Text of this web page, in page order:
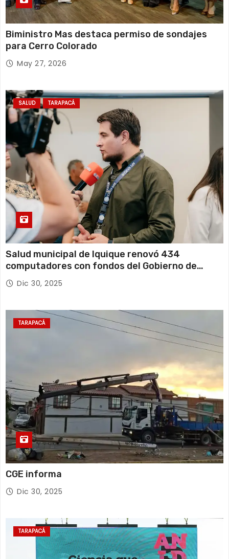
Biministro Mas destaca permiso de sondajes
para Cerro Colorado
May 27, 2026
SALUD TARAPACÁ
Salud municipal de Iquique renovó 434
computadores con fondos del Gobierno de
Tarapacá
Dic 30, 2025
TARAPACÁ
CGE informa
Dic 30, 2025
TARAPACÁ